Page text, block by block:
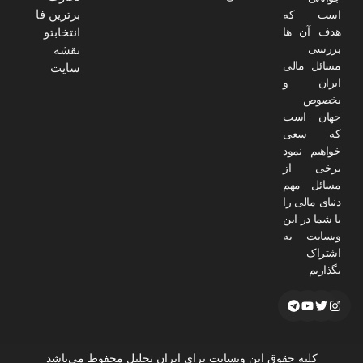
است که
هدف آن ها
بررسی
مسائل مالی
ایران و
بخصوص
جهان است
که سعی
خواهیم نمود
برخی از
مسائل مهم
دنیای مالی را
با شما در این
وبسایت به
اشتراک
بگذاریم
برترین فا
انتخابتو
نقشه
سایت
کلیه حقوق این وبسایت برای ایران تحلیل محفوظ می‌باشد